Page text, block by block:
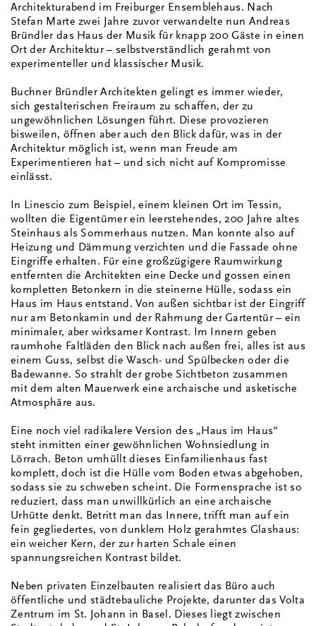
Architekturabend im Freiburger Ensemblehaus. Nach
Stefan Marte zwei Jahre zuvor verwandelte nun Andreas
Bründler das Haus der Musik für knapp 200 Gäste in einen
Ort der Architektur – selbstverständlich gerahmt von
experimenteller und klassischer Musik.
Buchner Bründler Architekten gelingt es immer wieder,
sich gestalterischen Freiraum zu schaffen, der zu
ungewöhnlichen Lösungen führt. Diese provozieren
bisweilen, öffnen aber auch den Blick dafür, was in der
Architektur möglich ist, wenn man Freude am
Experimentieren hat – und sich nicht auf Kompromisse
einlässt.
In Linescio zum Beispiel, einem kleinen Ort im Tessin,
wollten die Eigentümer ein leerstehendes, 200 Jahre altes
Steinhaus als Sommerhaus nutzen. Man konnte also auf
Heizung und Dämmung verzichten und die Fassade ohne
Eingriffe erhalten. Für eine großzügigere Raumwirkung
entfernten die Architekten eine Decke und gossen einen
kompletten Betonkern in die steinerne Hülle, sodass ein
Haus im Haus entstand. Von außen sichtbar ist der Eingriff
nur am Betonkamin und der Rahmung der Gartentür – ein
minimaler, aber wirksamer Kontrast. Im Innern geben
raumhohe Faltläden den Blick nach außen frei, alles ist aus
einem Guss, selbst die Wasch- und Spülbecken oder die
Badewanne. So strahlt der grobe Sichtbeton zusammen
mit dem alten Mauerwerk eine archaische und asketische
Atmosphäre aus.
Eine noch viel radikalere Version des „Haus im Haus“
steht inmitten einer gewöhnlichen Wohnsiedlung in
Lörrach. Beton umhüllt dieses Einfamilienhaus fast
komplett, doch ist die Hülle vom Boden etwas abgehoben,
sodass sie zu schweben scheint. Die Formensprache ist so
reduziert, dass man unwillkürlich an eine archaische
Urhütte denkt. Betritt man das Innere, trifft man auf ein
fein gegliedertes, von dunklem Holz gerahmtes Glashaus:
ein weicher Kern, der zur harten Schale einen
spannungsreichen Kontrast bildet.
Neben privaten Einzelbauten realisiert das Büro auch
öffentliche und städtebauliche Projekte, darunter das Volta
Zentrum im St. Johann in Basel. Dieses liegt zwischen